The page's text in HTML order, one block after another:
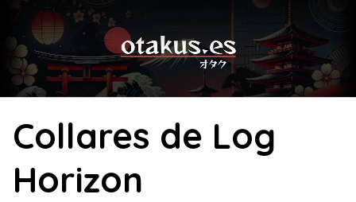
content
Collares de Log
Horizon